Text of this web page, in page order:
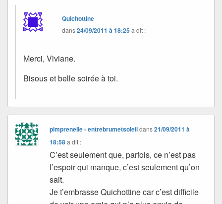
Quichottine
dans24/09/2011 à 18:25a dit :
Merci, Viviane.
Bisous et belle soirée à toi.
pimprenelle - entrebrumetsoleildans21/09/2011 à
18:58 a dit :
C’est seulement que, parfois, ce n’est pas
l’espoir qui manque, c’est seulement qu’on
sait.
Je t’embrasse Quichottine car c’est difficile